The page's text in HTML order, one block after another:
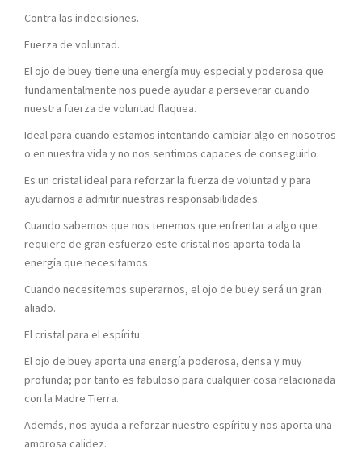
Contra las indecisiones.
Fuerza de voluntad.
El ojo de buey tiene una energía muy especial y poderosa que
fundamentalmente nos puede ayudar a perseverar cuando
nuestra fuerza de voluntad flaquea.
Ideal para cuando estamos intentando cambiar algo en nosotros
o en nuestra vida y no nos sentimos capaces de conseguirlo.
Es un cristal ideal para reforzar la fuerza de voluntad y para
ayudarnos a admitir nuestras responsabilidades.
Cuando sabemos que nos tenemos que enfrentar a algo que
requiere de gran esfuerzo este cristal nos aporta toda la
energía que necesitamos.
Cuando necesitemos superarnos, el ojo de buey será un gran
aliado.
El cristal para el espíritu.
El ojo de buey aporta una energía poderosa, densa y muy
profunda; por tanto es fabuloso para cualquier cosa relacionada
con la Madre Tierra.
Además, nos ayuda a reforzar nuestro espíritu y nos aporta una
amorosa calidez.